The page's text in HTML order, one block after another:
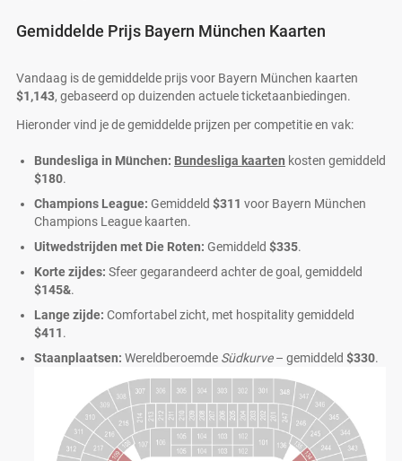
Gemiddelde Prijs Bayern München Kaarten
Vandaag is de gemiddelde prijs voor Bayern München kaarten
$1,143, gebaseerd op duizenden actuele ticketaanbiedingen.
Hieronder vind je de gemiddelde prijzen per competitie en vak:
Bundesliga in München: Bundesliga kaarten kosten gemiddeld
$180.
Champions League: Gemiddeld $311 voor Bayern München
Champions League kaarten.
Uitwedstrijden met Die Roten: Gemiddeld $335.
Korte zijdes: Sfeer gegarandeerd achter de goal, gemiddeld
$145&.
Lange zijde: Comfortabel zicht, met hospitality gemiddeld
$411.
Staanplaatsen: Wereldberoemde Südkurve– gemiddeld $330.